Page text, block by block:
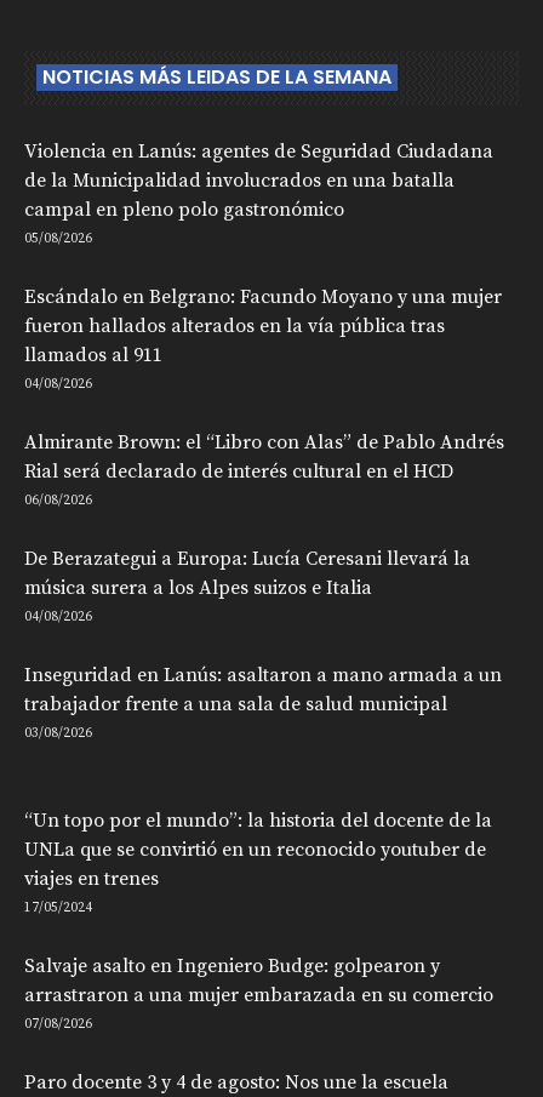
NOTICIAS MÁS LEIDAS DE LA SEMANA
Violencia en Lanús: agentes de Seguridad Ciudadana
de la Municipalidad involucrados en una batalla
campal en pleno polo gastronómico
05/08/2026
Escándalo en Belgrano: Facundo Moyano y una mujer
fueron hallados alterados en la vía pública tras
llamados al 911
04/08/2026
Almirante Brown: el “Libro con Alas” de Pablo Andrés
Rial será declarado de interés cultural en el HCD
06/08/2026
De Berazategui a Europa: Lucía Ceresani llevará la
música surera a los Alpes suizos e Italia
04/08/2026
Inseguridad en Lanús: asaltaron a mano armada a un
trabajador frente a una sala de salud municipal
03/08/2026
“Un topo por el mundo”: la historia del docente de la
UNLa que se convirtió en un reconocido youtuber de
viajes en trenes
17/05/2024
Salvaje asalto en Ingeniero Budge: golpearon y
arrastraron a una mujer embarazada en su comercio
07/08/2026
Paro docente 3 y 4 de agosto: Nos une la escuela